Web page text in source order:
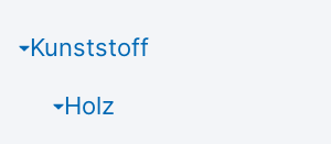
Kunststoff
Holz